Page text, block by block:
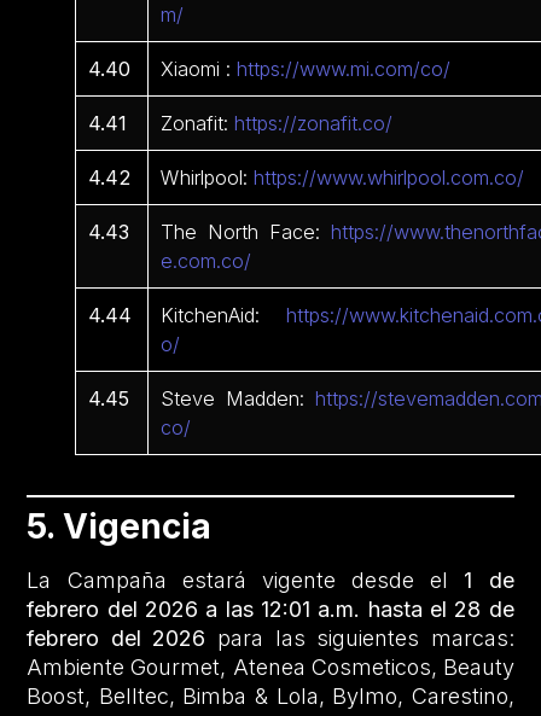
m/
4.40 Xiaomi :https://www.mi.com/co/
4.41 Zonafit:https://zonafit.co/
4.42 Whirlpool:https://www.whirlpool.com.co/
4.43 The North Face:https://
e.com.co/
4.44 KitchenAid:https://
o/
4.45 Steve Madden:https://
co/
5. Vigencia
La Campaña estará vigente desde el
1 de
febrero del 2026 a las 12:01 a.m. hasta el 28 de
febrero del 2026 para las siguientes marcas:
Ambiente Gourmet, Atenea Cosmeticos, Beauty
Boost, Belltec, Bimba & Lola, Bylmo, Carestino,